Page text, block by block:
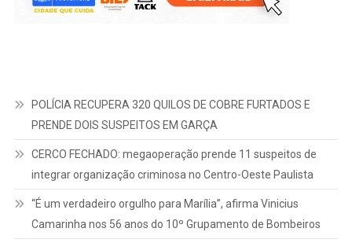
POLÍCIA RECUPERA 320 QUILOS DE COBRE FURTADOS E
PRENDE DOIS SUSPEITOS EM GARÇA
CERCO FECHADO: megaoperação prende 11 suspeitos de
integrar organização criminosa no Centro-Oeste Paulista
“É um verdadeiro orgulho para Marília”, afirma Vinicius
Camarinha nos 56 anos do 10º Grupamento de Bombeiros